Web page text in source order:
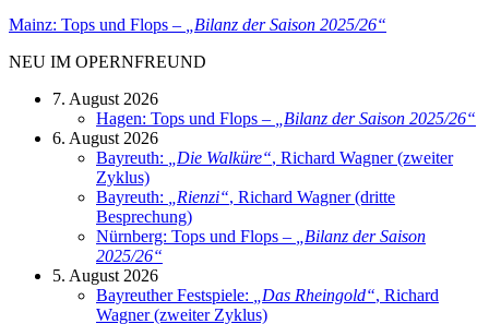
Mainz: Tops und Flops – Bilanz der Saison 2025/26“
NEU IM OPERNFREUND
7. August 2026
Hagen: Tops und Flops –
Bilanz der Saison 2025/26“
6. August 2026
Bayreuth:
Die Walküre“, Richard Wagner (zweiter
Zyklus)
Bayreuth:
Rienzi“, Richard Wagner (dritte
Besprechung)
Nürnberg: Tops und Flops –
Bilanz der Saison
2025/26“
5. August 2026
Bayreuther Festspiele:
Das Rheingold“, Richard
Wagner (zweiter Zyklus)